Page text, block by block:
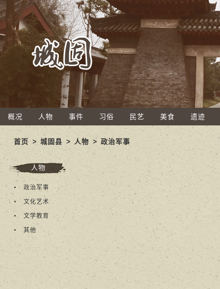
概况 人物 事件 习俗 民艺 美食 遗迹
首页 >城固县 > 人物 > 政治军事
人物
政治军事
文化艺术
文学教育
其他